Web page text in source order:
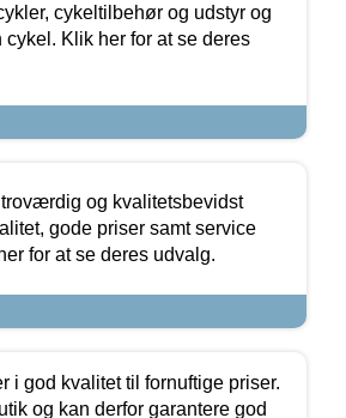
cykeltilbehør og udstyr og
Klik her for at se deres
og kvalitetsbevidst
gode priser samt service
for at se deres udvalg.
i god kvalitet til fornuftige priser.
og kan derfor garantere god